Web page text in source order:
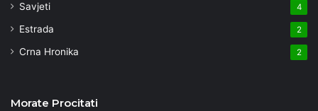
Savjeti 4
Estrada 2
Crna Hronika 2
Morate Procitati